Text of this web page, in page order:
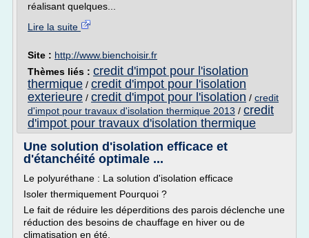
réalisant quelques...
Lire la suite
Site : http://www.bienchoisir.fr
Thèmes liés : credit d'impot pour l'isolation
thermique / credit d'impot pour l'isolation
exterieure / credit d'impot pour l'isolation / credit
d'impot pour travaux d'isolation thermique 2013 / credit
d'impot pour travaux d'isolation thermique
Une solution d'isolation efficace et
d'étanchéité optimale ...
Le polyuréthane : La solution d'isolation efficace
Isoler thermiquement Pourquoi ?
Le fait de réduire les déperditions des parois déclenche une
réduction des besoins de chauffage en hiver ou de
climatisation en été.